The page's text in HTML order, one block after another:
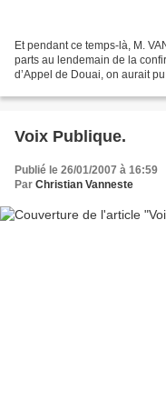
Et pendant ce temps-là, M.
parts au lendemain de la
d’Appel de Douai, on aurait
Voix Publique.
Publié le 26/01/2007 à 16:59
Par Christian Vanneste